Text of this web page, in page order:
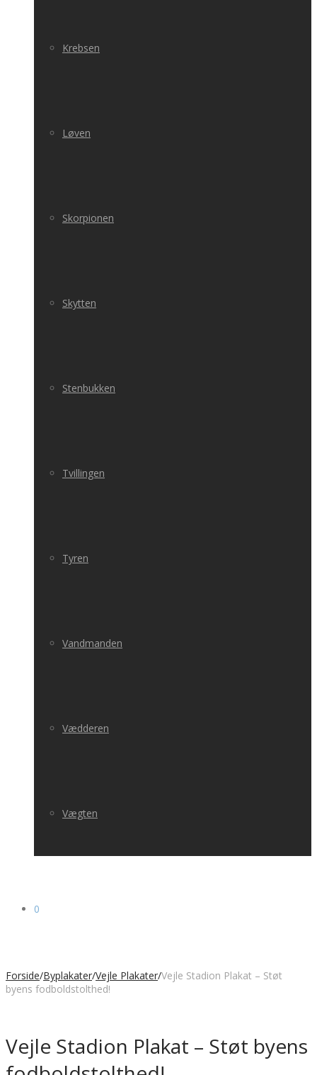
Krebsen
Løven
Skorpionen
Skytten
Stenbukken
Tvillingen
Tyren
Vandmanden
Vædderen
Vægten
0
Forside/Byplakater/Vejle Plakater/Vejle Stadion Plakat – Støt
byens fodboldstolthed!
Vejle Stadion Plakat – Støt byens